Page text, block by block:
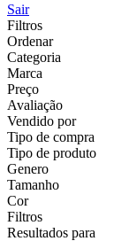
Sair
Filtros
Ordenar
Categoria
Marca
Preço
Avaliação
Vendido por
Tipo de compra
Tipo de produto
Genero
Tamanho
Cor
Filtros
Resultados para